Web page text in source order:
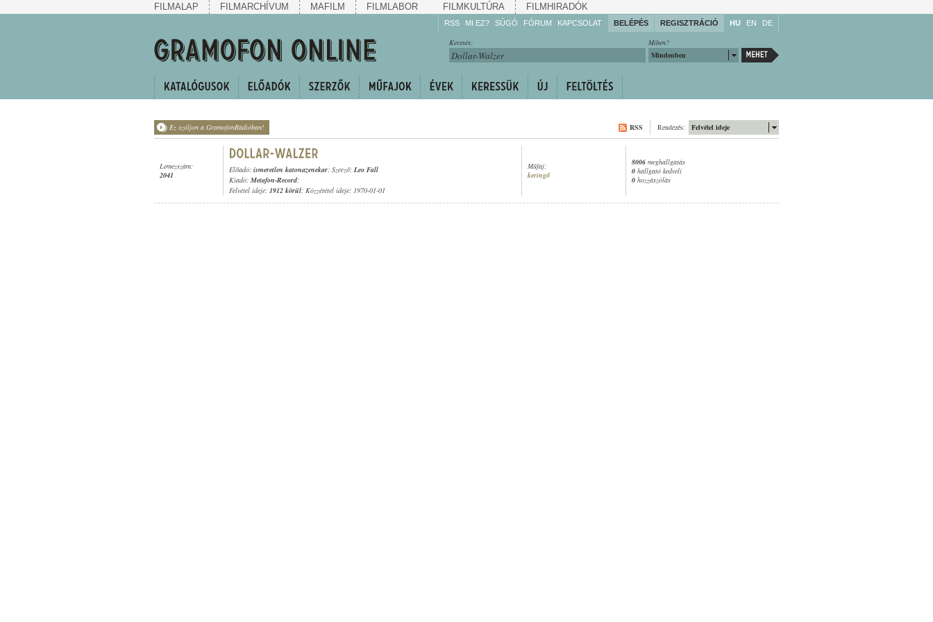
FILMALAP FILMARCHÍVUM MAFILM FILMLABOR FILMKULTÚRA FILMHIRADÓK
RSS MI EZ? SÚGÓ
Gyarapítsa!
Kövesse!
FÓRUM KAPCSOLAT BELÉPÉS REGISZTRÁCIÓ HU EN DE
Miben?
Mindenben
Keresés:
Ez szóljon a GramofonRádióban! Felvétel ideje
Rendezés:
RSS
Lemezszám:
2041
Előadó: ismeretlen katonazenekar; Szerző: Leo Fall
Kiadó: Metafon-Record;
Felvétel ideje: 1912 körül; Közzététel ideje: 1970-01-01
Műfaj:
keringő
8006 meghallgatás
0 hallgató kedveli
0 hozzászólás